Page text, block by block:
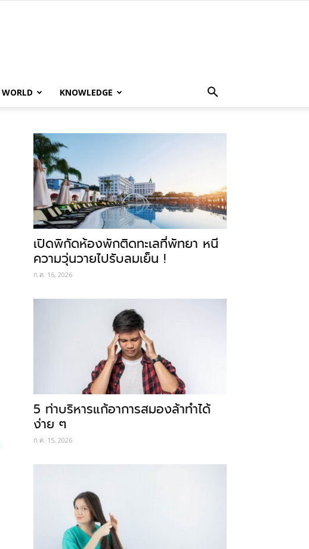
WORLD KNOWLEDGE
เปิดพิกัดห้องพักติดทะเลที่พัทยา หนี
ความวุ่นวายไปรับลมเย็น !
ก.ค. 16, 2026
5 ท่าบริหารแก้อาการสมองล้าทำได้
ง่าย ๆ
ก.ค. 15, 2026